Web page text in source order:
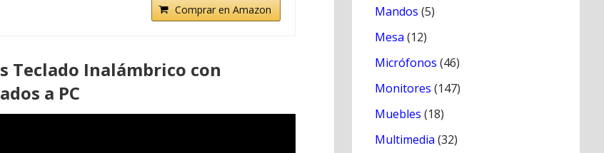
Comprar en Amazon
Teclado Inalámbrico con
a PC
Mandos (5)
Mesa (12)
Micrófonos (46)
Monitores (147)
Muebles (18)
Multimedia (32)